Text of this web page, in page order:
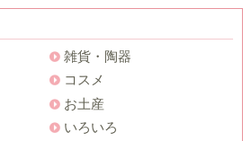
雑貨・陶器
コスメ
お土産
いろいろ